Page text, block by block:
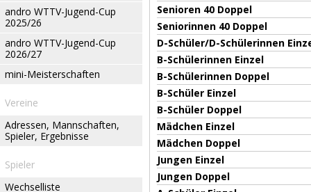
andro WTTV-Jugend-Cup
2025/26
andro WTTV-Jugend-Cup
2026/27
mini-Meisterschaften
Vereine
Adressen, Mannschaften,
Spieler, Ergebnisse
Spieler
Wechselliste
Senioren 40 Doppel
Seniorinnen 40 Doppel
D-Schüler/D-Schülerinnen
B-Schülerinnen Einzel
B-Schülerinnen Doppel
B-Schüler Einzel
B-Schüler Doppel
Mädchen Einzel
Mädchen Doppel
Jungen Einzel
Jungen Doppel